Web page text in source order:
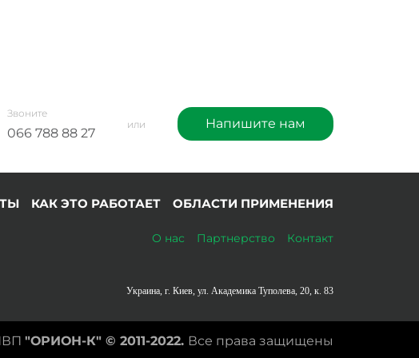
Звоните
066 788 88 27
или Напишите нам
КАК ЭТО РАБОТАЕТ ОБЛАСТИ ПРИМЕНЕНИЯ
О нас Партнерство Контакт
Украина, г. Киев, ул. Академика Туполева, 20, к. 83
"ОРИОН-К" © 2011-2022. Все права защищены